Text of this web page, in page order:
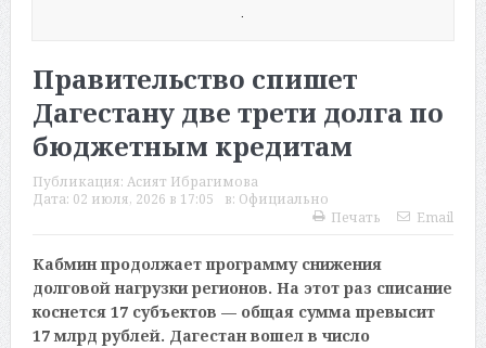
.
Правительство спишет
Дагестану две трети долга по
бюджетным кредитам
Публикация: Асият Ибрагимова
Дата: 02 июля, 2026 в 17:05 в: Официально
Печать
Email
Кабмин продолжает программу снижения
долговой нагрузки регионов. На этот раз списание
коснется 17 субъектов — общая сумма превысит
17 млрд рублей. Дагестан вошел в число